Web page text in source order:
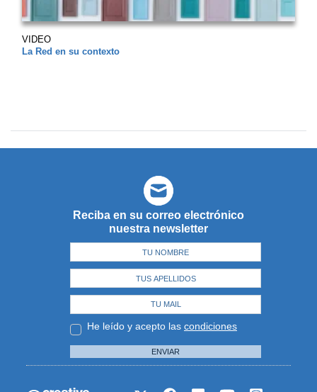
VIDEO
La Red en su contexto
Reciba en su correo electrónico
nuestra newsletter
He leído y acepto las condiciones
ENVIAR